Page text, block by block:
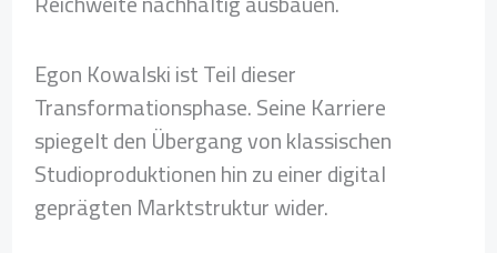
Egon Kowalski ist Teil dieser
Transformationsphase. Seine Karriere
spiegelt den Übergang von klassischen
Studioproduktionen hin zu einer digital
geprägten Marktstruktur wider.